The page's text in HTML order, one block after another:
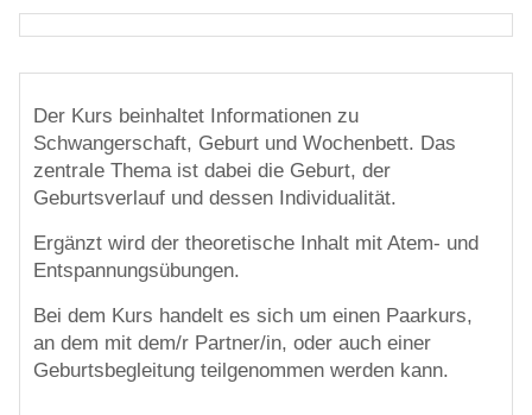
Der Kurs beinhaltet Informationen zu
Schwangerschaft, Geburt und Wochenbett. Das
zentrale Thema ist dabei die Geburt, der
Geburtsverlauf und dessen Individualität.
Ergänzt wird der theoretische Inhalt mit Atem- und
Entspannungsübungen.
Bei dem Kurs handelt es sich um einen Paarkurs,
an dem mit dem/r Partner/in, oder auch einer
Geburtsbegleitung teilgenommen werden kann.